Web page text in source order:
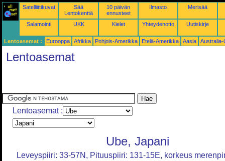
Satelliittikuvat
Sää
Lentokenttä
10 päivän
ennusteet
Ilmasto Merisää
Salamointi UKK Kielet Yhteydenotto Uutiskirje
Lentoasemat : Eurooppa Afrikka Pohjois-Amerikka Etelä-Amerikka Aasia Australia-
Lentoasemat
Lentoasemat :
Ube, Japani
Leveyspiiri: 33-57N, Pituuspiiri: 131-15E, korkeus